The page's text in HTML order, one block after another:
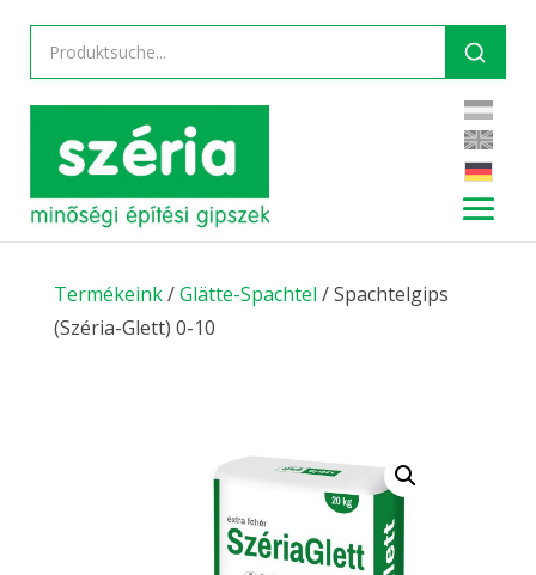
Termékeink/Glätte-Spachtel / Spachtelgips
(Széria-Glett) 0-10